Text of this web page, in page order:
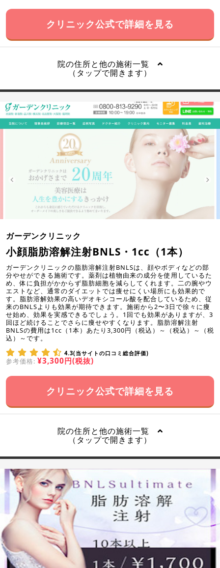
クリニック公式で詳細を見る
院の住所と他の施術一覧
（タップで開きます）
ガーデンクリニック
小顔脂肪溶解注射BNLS・1cc（1本）
ガーデンクリニックの脂肪溶解注射BNLSは、顔やボディなどの部
分やせができる施術です。薬剤は植物由来の成分を使用しているた
め、体に負担がかからず脂肪細胞を減らしてくれます。二の腕やウ
エストなど、通常のダイエットでは痩せにくい場所にも効果的で
す。脂肪溶解効果の高いデオキシコール酸を配合しているため、従
来のBNLSよりも効果が期待できます。施術から2〜3日で徐々に痩
せ始め、効果を実感できるでしょう。1回でも効果がありますが、3
回ほど続けることでさらに痩せやすくなります。脂肪溶解注射
BNLSの費用は1cc（1本）あたり3,300円（税込）～（税込）～（税
込）～です。
4.3(当サイトの口コミ総合評価)
参考価格: ¥3,300円(税抜)
クリニック公式で詳細を見る
院の住所と他の施術一覧
（タップで開きます）